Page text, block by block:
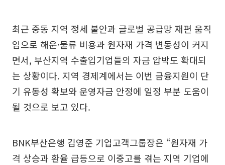
최근 중동 지역 정세 불안과 글로벌 공급망 재편 움직
임으로 해운·물류 비용과 원자재 가격 변동성이 커지
면서, 부산지역 수출입기업들의 자금 압박도 확대되
는 상황이다. 지역 경제계에서는 이번 금융지원이 단
기 유동성 확보와 운영자금 안정에 일정 부분 도움이
될 것으로 보고 있다.
BNK부산은행 김영준 기업고객그룹장은 “원자재 가
격 상승과 환율 급등으로 이중고를 겪는 지역 기업에